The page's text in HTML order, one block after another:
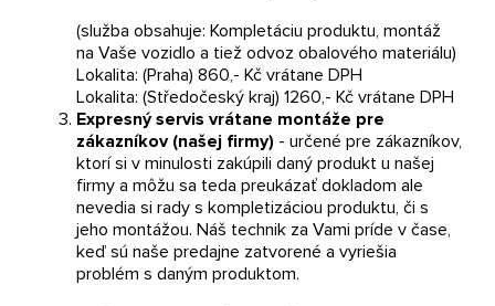
(služba obsahuje: Kompletáciu produktu, montáž
na Vaše vozidlo a tiež odvoz obalového materiálu)
Lokalita: (Praha) 860,- Kč vrátane DPH
Lokalita: (Středočeský kraj) 1260,- Kč vrátane DPH
Expresný servis vrátane montáže pre
zákazníkov (našej firmy) - určené pre zákazníkov,
ktorí si v minulosti zakúpili daný produkt u našej
firmy a môžu sa teda preukázať dokladom ale
nevedia si rady s kompletizáciou produktu, či s
jeho montážou. Náš technik za Vami príde v čase,
keď sú naše predajne zatvorené a vyriešia
problém s daným produktom.